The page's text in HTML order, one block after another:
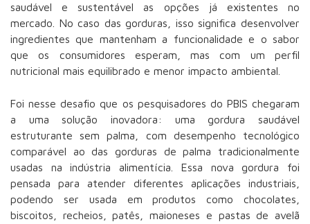
saudável e sustentável as opções já existentes no
mercado. No caso das gorduras, isso significa desenvolver
ingredientes que mantenham a funcionalidade e o sabor
que os consumidores esperam , mas com um perfil
nutricional mais equilibrado e menor impacto ambiental.
Foi nesse desafio que os pesquisadores do PBIS chegaram
a uma solução inovadora: uma gordura saudável
estruturante sem palma, com desempenho tecnológico
comparável ao das gorduras de palma tradicionalmente
usadas na indústria alimentícia.
Essa nova gordura foi
pensada para atender diferentes aplicações industriais,
podendo ser usada em produtos como chocolates,
biscoitos, recheios, patês, maioneses e pastas de avelã